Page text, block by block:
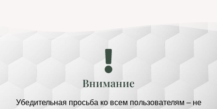
Внимание
Убедительная просьба ко всем пользователям – не